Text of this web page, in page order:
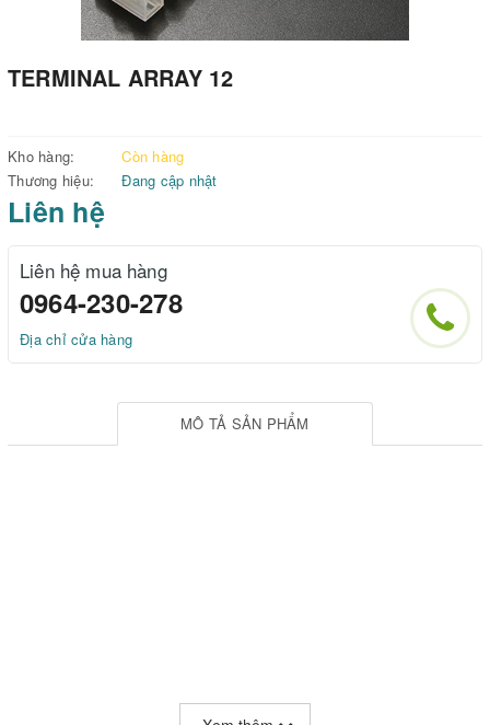
TERMINAL ARRAY 12
Kho hàng:
Còn hàng
Thương hiệu:
Đang cập nhật
Liên hệ
Liên hệ mua hàng
0964-230-278
Địa chỉ cửa hàng
MÔ TẢ SẢN PHẨM